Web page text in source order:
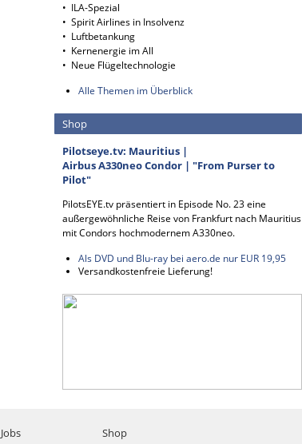
• ILA-Spezial
• Spirit Airlines in Insolvenz
• Luftbetankung
• Kernenergie im All
• Neue Flügeltechnologie
Alle Themen im Überblick
Shop
Pilotseye.tv: Mauritius |
Airbus A330neo Condor | "From Purser to
Pilot"
PilotsEYE.tv präsentiert in Episode No. 23 eine
außergewöhnliche Reise von Frankfurt nach Mauritius
mit Condors hochmodernem A330neo.
Als DVD und Blu-ray bei aero.de nur EUR 19,95
Versandkostenfreie Lieferung!
Jobs Shop